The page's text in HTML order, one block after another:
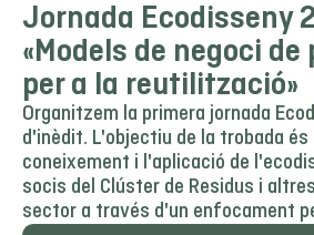
Jornada Ecodisseny
«Models de negoci
per a la reutilització»
Organitzem la primera jornada
d'inèdit. L'objectiu de la trobada és
coneixement i l'aplicació de
socis del Clúster de Residus i
sector a través d'un enfocament